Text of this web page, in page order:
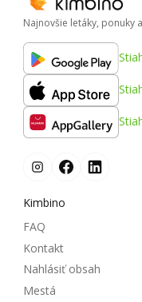
Najnovšie letáky, ponuky
Kimbino
FAQ
Kontakt
Nahlásiť obsah
Mestá